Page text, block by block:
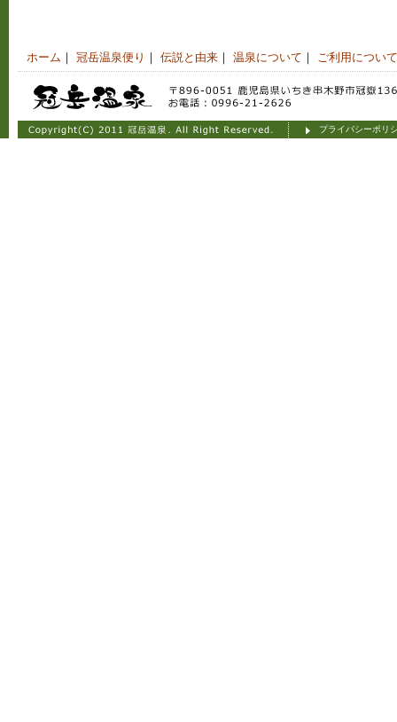
ホーム ｜ 冠岳温泉便り ｜ 伝説と由来 ｜ 温泉について ｜ ご利用について
プライバシーポリ